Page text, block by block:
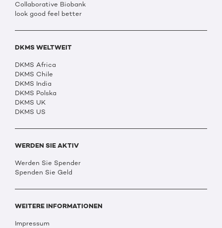
Collaborative Biobank
look good feel better
DKMS WELTWEIT
DKMS Africa
DKMS Chile
DKMS India
DKMS Polska
DKMS UK
DKMS US
WERDEN SIE AKTIV
Werden Sie Spender
Spenden Sie Geld
WEITERE INFORMATIONEN
Impressum